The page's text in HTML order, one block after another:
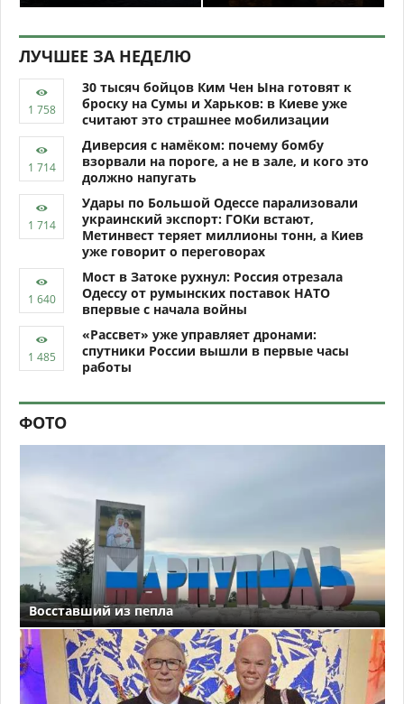
ЛУЧШЕЕ ЗА НЕДЕЛЮ
30 тысяч бойцов Ким Чен Ына готовят к
броску на Сумы и Харьков: в Киеве уже
считают это страшнее мобилизации
Диверсия с намёком: почему бомбу
взорвали на пороге, а не в зале, и кого это
должно напугать
Удары по Большой Одессе парализовали
украинский экспорт: ГОКи встают,
Метинвест теряет миллионы тонн, а Киев
уже говорит о переговорах
Мост в Затоке рухнул: Россия отрезала
Одессу от румынских поставок НАТО
впервые с начала войны
«Рассвет» уже управляет дронами:
спутники России вышли в первые часы
работы
ФОТО
Восставший из пепла